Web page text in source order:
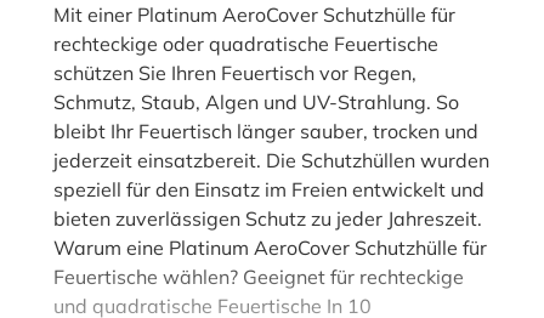
Mit einer Platinum AeroCover Schutzhülle für
rechteckige oder quadratische Feuertische
schützen Sie Ihren Feuertisch vor Regen,
Schmutz, Staub, Algen und UV-Strahlung. So
bleibt Ihr Feuertisch länger sauber, trocken und
jederzeit einsatzbereit. Die Schutzhüllen wurden
speziell für den Einsatz im Freien entwickelt und
bieten zuverlässigen Schutz zu jeder Jahreszeit.
Warum eine Platinum AeroCover Schutzhülle für
Feuertische wählen? Geeignet für rechteckige
und quadratische Feuertische In 10